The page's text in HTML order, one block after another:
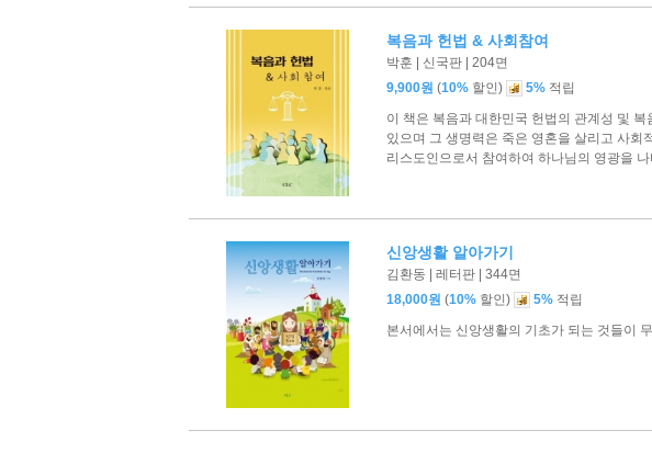
복음과 헌법 & 사회참여
박훈 | 신국판 | 204면
9,900원 (10% 할인) 5% 적립
이 책은 복음과 대한민국 헌법의 관계성 및
있으며 그 생명력은 죽은 영혼을 살리고 사회
리스도인으로서 참여하여 하나님의 영광을
신앙생활 알아가기
김환동 | 레터판 | 344면
18,000원 (10% 할인) 5% 적립
본서에서는 신앙생활의 기초가 되는 것들이